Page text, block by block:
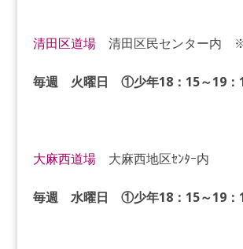
清田区道場清田区民センター内
毎週 火曜日 ①少年18：15～19
大麻西道場大麻西地区ｾﾝﾀｰ内
毎週 水曜日 ①少年18：15～19